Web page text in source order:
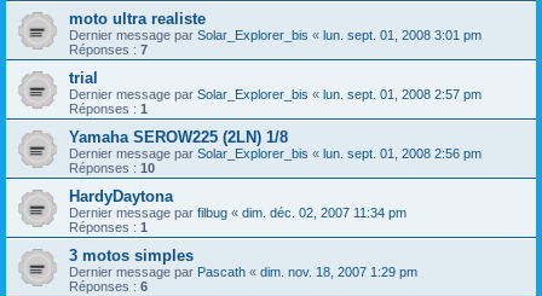
moto ultra realiste
Dernier message par Solar_Explorer_bis « lun. sept. 01, 2008 3:01 pm
Réponses : 7
trial
Dernier message par Solar_Explorer_bis « lun. sept. 01, 2008 2:57 pm
Réponses : 1
Yamaha SEROW225 (2LN) 1/8
Dernier message par Solar_Explorer_bis « lun. sept. 01, 2008 2:56 pm
Réponses : 10
HardyDaytona
Dernier message par filbug « dim. déc. 02, 2007 11:34 pm
Réponses : 1
3 motos simples
Dernier message par Pascath « dim. nov. 18, 2007 1:29 pm
Réponses : 6